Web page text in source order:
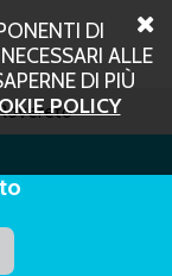
DI
ALLE
DI PIÙ
POLICY